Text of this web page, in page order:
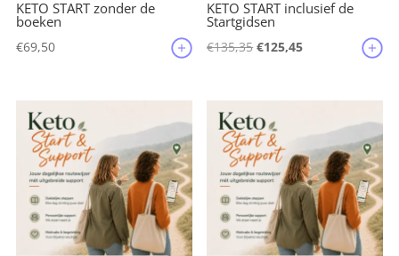
KETO START zonder de
boeken
€69,50
KETO START inclusief de
Startgidsen
€135,35Oorspronkelijke
€135,35.
€125,45Huidige